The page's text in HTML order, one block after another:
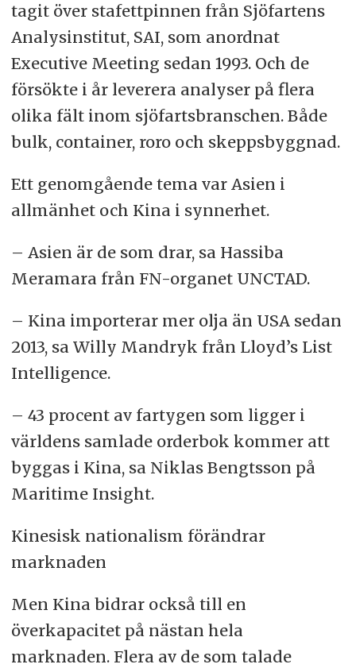
tagit över stafettpinnen från Sjöfartens
Analysinstitut, SAI, som anordnat
Executive Meeting sedan 1993. Och de
försökte i år leverera analyser på flera
olika fält inom sjöfartsbranschen. Både
bulk, container, roro och skeppsbyggnad.
Ett genomgående tema var Asien i
allmänhet och Kina i synnerhet.
– Asien är de som drar, sa Hassiba
Meramara från FN-organet UNCTAD.
– Kina importerar mer olja än USA sedan
2013, sa Willy Mandryk från Lloyd’s List
Intelligence.
– 43 procent av fartygen som ligger i
världens samlade orderbok kommer att
byggas i Kina, sa Niklas Bengtsson på
Maritime Insight.
Kinesisk nationalism förändrar
marknaden
Men Kina bidrar också till en
överkapacitet på nästan hela
marknaden. Flera av de som talade